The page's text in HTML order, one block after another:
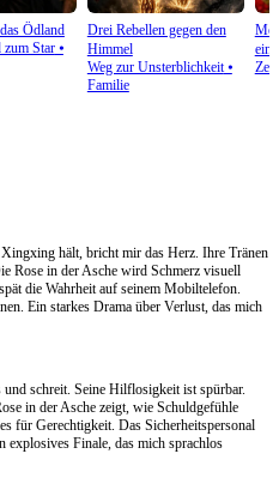
Ödland
zum Star⦁
Drei Rebellen gegen den
Himmel
Weg zur Unsterblichkeit⦁
Familie
ein
hält, bricht mir das Herz. Ihre Tränen
Rose in der Asche wird Schmerz visuell
die Wahrheit auf seinem Mobiltelefon.
Ein starkes Drama über Verlust, das mich
schreit. Seine Hilflosigkeit ist spürbar.
in der Asche zeigt, wie Schuldgefühle
für Gerechtigkeit. Das Sicherheitspersonal
explosives Finale, das mich sprachlos